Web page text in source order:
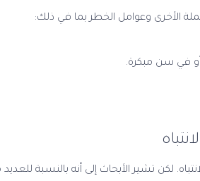
الأخرى وعوامل الخطر بما في ذلك:
أو في سن مبكرة.
لكن تشير الأبحاث إلى أنه بالنسبة